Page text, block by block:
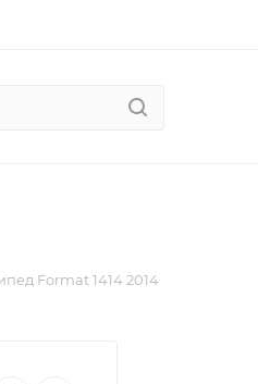
Format 1414 2014